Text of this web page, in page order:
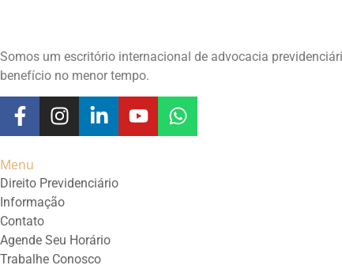
Somos um escritório internacional de advocacia
benefício no menor tempo.
Menu
Direito Previdenciário
Informação
Contato
Agende Seu Horário
Trabalhe Conosco